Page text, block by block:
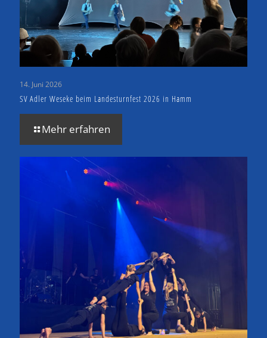
14. Juni 2026
SV Adler Weseke beim Landesturnfest 2026 in Hamm
Mehr erfahren